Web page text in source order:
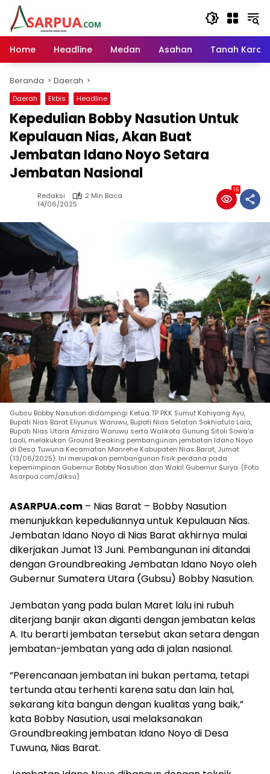
Langsung
konten
Home
Headline Medan Asahan Tanah Karo
Beranda Daerah
Daerah Ekbis Headline
Kepedulian Bobby Nasution Untuk
Kepulauan Nias, Akan Buat
Jembatan Idano Noyo Setara
Jembatan Nasional
Redaksi
2 Min Baca
14/06/2025
16
Gubsu Bobby Nasution didampingi Ketua TP PKK Sumut Kahiyang Ayu,
Bupati Nias Barat Eliyunus Waruwu, Bupati Nias Selatan Sokhiatulo Laia,
Bupati Nias Utara Amizaro Waruwu serta Walikota Gunung Sitoli Sowa'a
Laoli, melakukan Ground Breaking pembangunan jembatan Idano Noyo
di Desa Tuwuna Kecamatan Manrehe Kabupaten Nias Barat, Jumat
(13/06/2025). Ini merupakan pembangunan fisik perdana pada
kepemimpinan Gubernur Bobby Nasution dan Wakil Gubernur Surya. (Foto.
Asarpua.com/diksu)
ASARPUA.com – Nias Barat – Bobby Nasution
menunjukkan kepeduliannya untuk Kepulauan Nias.
Jembatan Idano Noyo di Nias Barat akhirnya mulai
dikerjakan Jumat 13 Juni. Pembangunan ini ditandai
dengan Groundbreaking Jembatan Idano Noyo oleh
Gubernur Sumatera Utara (Gubsu) Bobby Nasution.
Jembatan yang pada bulan Maret lalu ini rubuh
diterjang banjir akan diganti dengan jembatan kelas
A. Itu berarti jembatan tersebut akan setara dengan
jembatan-jembatan yang ada di jalan nasional.
“Perencanaan jembatan ini bukan pertama, tetapi
tertunda atau terhenti karena satu dan lain hal,
sekarang kita bangun dengan kualitas yang baik,”
kata Bobby Nasution, usai melaksanakan
Groundbreaking jembatan Idano Noyo di Desa
Tuwuna, Nias Barat.